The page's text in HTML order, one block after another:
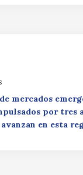
mercados
por tres
en esta